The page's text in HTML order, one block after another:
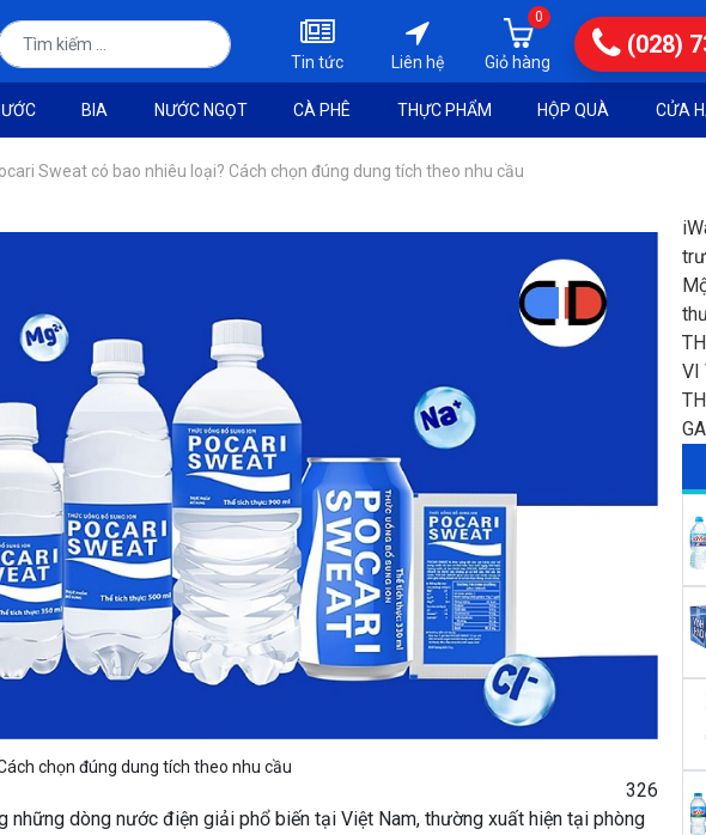
Tin tức Liên hệ
0
(028)
BIA NƯỚC NGỌT CÀ PHÊ THỰC PHẨM HỘP QUÀ CỬA
Sweat có bao nhiêu loại? Cách chọn đúng dung tích theo nhu cầu
chọn đúng dung tích theo nhu cầu
326
những dòng nước điện giải phổ biến tại Việt Nam, thường xuất hiện tại phòng
VI